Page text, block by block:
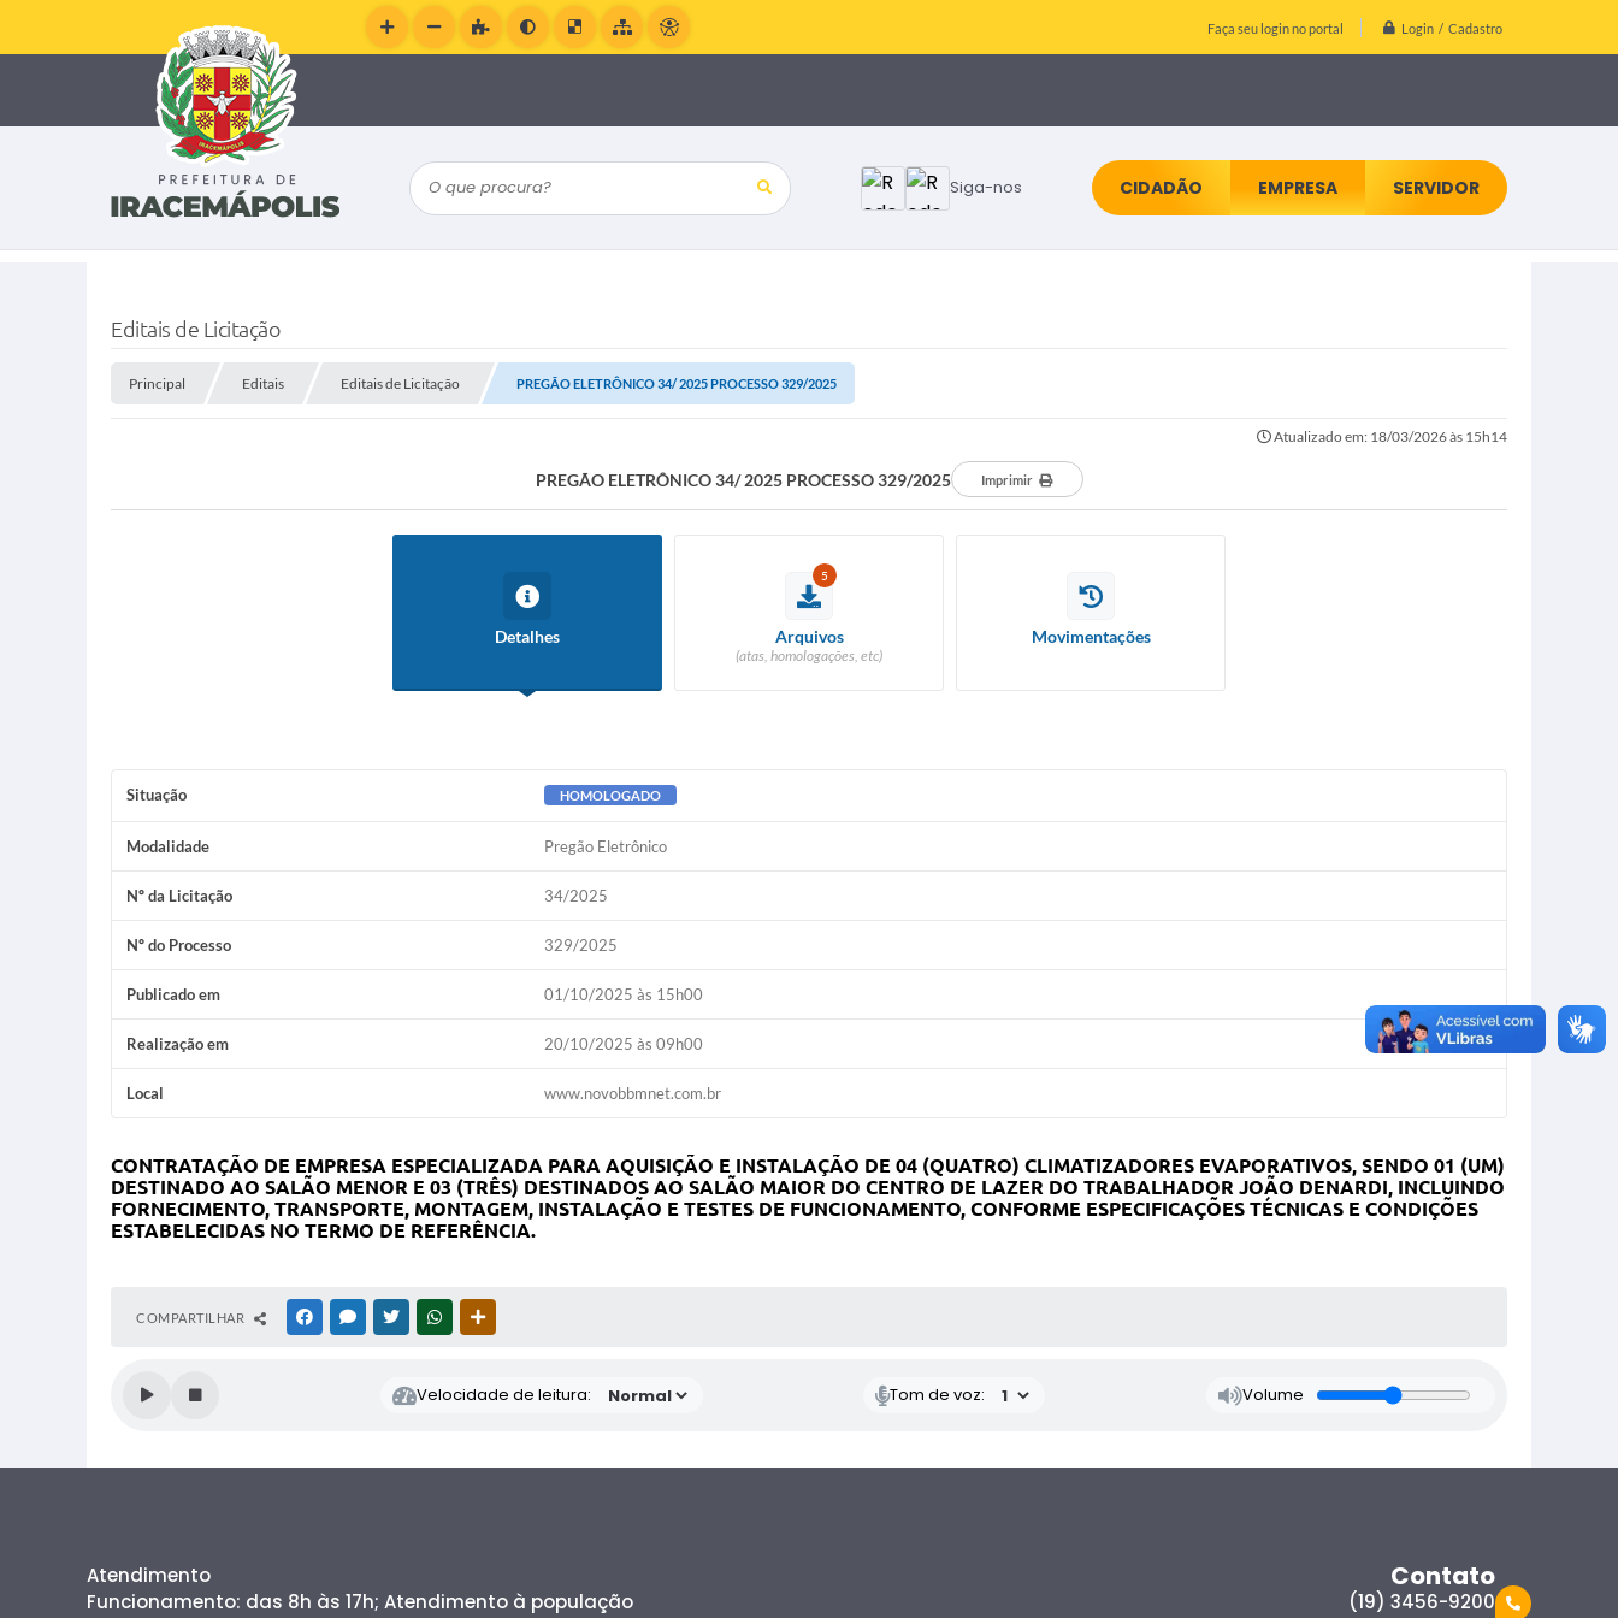
Faça seu login no portal Login / Cadastro
Siga-nos
O que procura? CIDADÃO EMPRESA SERVIDOR
Editais de Licitação
Principal Editais Editais de Licitação PREGÃO ELETRÔNICO 34/ 2025 PROCESSO 329/2025
Atualizado em: 18/03/2026 às 15h14
PREGÃO ELETRÔNICO 34/ 2025 PROCESSO 329/2025 Imprimir
Detalhes
5
Arquivos
(atas, homologações, etc)
Movimentações
Situação HOMOLOGADO
Modalidade Pregão Eletrônico
Nº da Licitação 34/2025
Nº do Processo 329/2025
Publicado em 01/10/2025 às 15h00
Realização em 20/10/2025 às 09h00
Local www.novobbmnet.com.br
CONTRATAÇÃO DE EMPRESA ESPECIALIZADA PARA AQUISIÇÃO E INSTALAÇÃO DE 04 (QUATRO) CLIMATIZADORES EVAPORATIVOS, SENDO 01 (UM)
DESTINADO AO SALÃO MENOR E 03 (TRÊS) DESTINADOS AO SALÃO MAIOR DO CENTRO DE LAZER DO TRABALHADOR JOÃO DENARDI, INCLUINDO
FORNECIMENTO, TRANSPORTE, MONTAGEM, INSTALAÇÃO E TESTES DE FUNCIONAMENTO, CONFORME ESPECIFICAÇÕES TÉCNICAS E CONDIÇÕES
ESTABELECIDAS NO TERMO DE REFERÊNCIA.
COMPARTILHAR FACEBOOKMESSENGER
TWITTERWHATSAPP
Velocidade de leitura: Tom de voz: Volume
Contato
(19) 3456-9200
Atendimento
Funcionamento: das 8h às 17h; Atendimento à população